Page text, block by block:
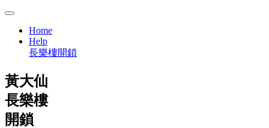
Home
Help
長樂樓開鎖
黃大仙
長樂樓
開鎖